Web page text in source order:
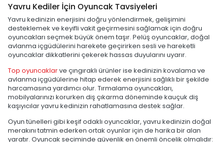
Yavru Kediler İçin Oyuncak Tavsiyeleri
Yavru kedinizin enerjisini doğru yönlendirmek, gelişimini
desteklemek ve keyifli vakit geçirmesini sağlamak için doğru
oyuncakları seçmek büyük önem taşır. Pelüş oyuncaklar, doğal
avlanma içgüdülerini harekete geçirirken sesli ve hareketli
oyuncaklar dikkatlerini çekerek hassas duyularını uyarır.
Top oyuncaklarve çıngıraklı ürünler ise kedinizin kovalama ve
avlanma içgüdülerine hitap ederek enerjisini sağlıklı bir şekilde
harcamasına yardımcı olur. Tırmalama oyuncakları,
mobilyalarınızı korurken diş çıkarma döneminde kauçuk diş
kaşıyıcılar yavru kedinizin rahatlamasına destek sağlar.
Oyun tünelleri gibi keşif odaklı oyuncaklar, yavru kedinizin doğal
merakını tatmin ederken ortak oyunlar için de harika bir alan
yaratır. Oyuncak seçiminde güvenlik en önemli öncelik olmalıdır: